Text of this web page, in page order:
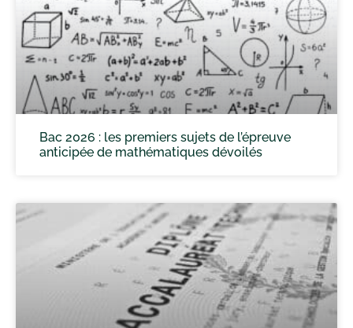
Bac 2026 : les premiers sujets de l’épreuve
anticipée de mathématiques dévoilés